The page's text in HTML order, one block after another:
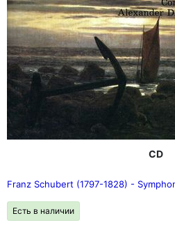
CD
Franz Schubert (1797-1828) -
Есть в наличии